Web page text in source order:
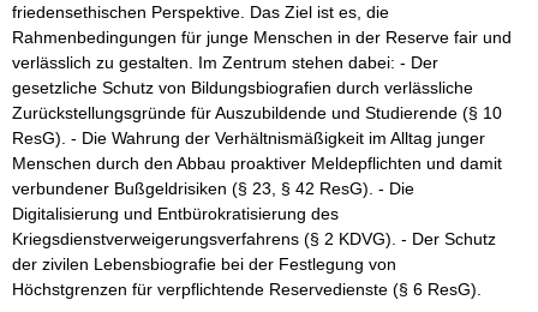
friedensethischen Perspektive. Das Ziel ist es, die
Rahmenbedingungen für junge Menschen in der Reserve fair und
verlässlich zu gestalten. Im Zentrum stehen dabei: - Der
gesetzliche Schutz von Bildungsbiografien durch verlässliche
Zurückstellungsgründe für Auszubildende und Studierende (§ 10
ResG). - Die Wahrung der Verhältnismäßigkeit im Alltag junger
Menschen durch den Abbau proaktiver Meldepflichten und damit
verbundener Bußgeldrisiken (§ 23, § 42 ResG). - Die
Digitalisierung und Entbürokratisierung des
Kriegsdienstverweigerungsverfahrens (§ 2 KDVG). - Der Schutz
der zivilen Lebensbiografie bei der Festlegung von
Höchstgrenzen für verpflichtende Reservedienste (§ 6 ResG).